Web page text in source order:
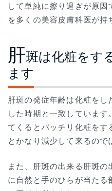
して単純に擦り過ぎが原
を多くの美容皮膚科医が持
肝斑は化粧をす
ます
肝斑の発症年齢は化粧をし
した時期と一致していま
てくるとバッチリ化粧をす
とかなり減少して来るので
また、肝斑の出来る肝斑
に自然と手のひらが当たる